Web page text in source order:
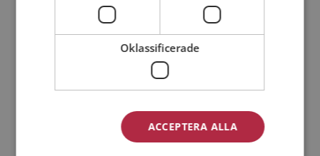
Min ålder:
Oklassificerade
ACCEPTERA ALLA